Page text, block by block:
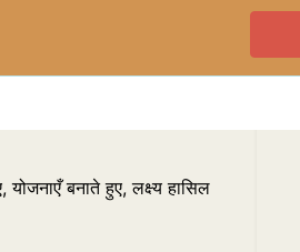
बनाते हुए, लक्ष्य हासिल